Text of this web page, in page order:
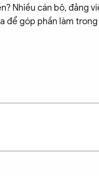
Nhiều cán bộ, đảng
để góp phần làm